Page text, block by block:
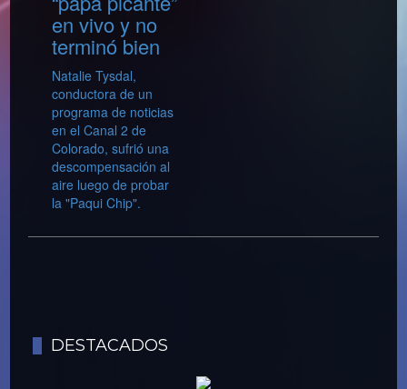
en vivo y no
terminó bien
Natalie Tysdal,
conductora de un
programa de noticias
en el Canal 2 de
Colorado, sufrió una
descompensación al
aire luego de probar
la "Paqui Chip".
DESTACADOS